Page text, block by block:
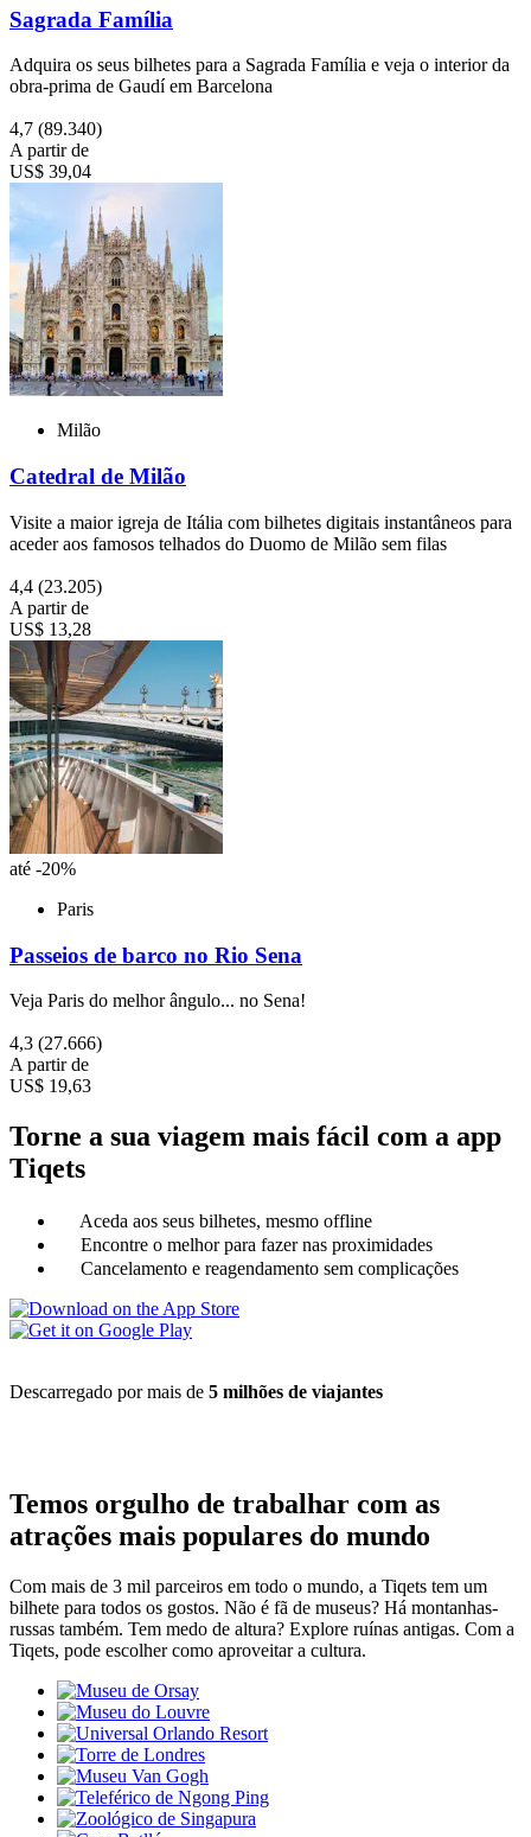
Sagrada Família
Adquira os seus bilhetes para a Sagrada Família e veja o interior da
obra-prima de Gaudí em Barcelona
4,7 (89.340)
A partir de
US$ 39,04
Milão
Catedral de Milão
Visite a maior igreja de Itália com bilhetes digitais instantâneos para
aceder aos famosos telhados do Duomo de Milão sem filas
4,4 (23.205)
A partir de
US$ 13,28
até -20%
Paris
Passeios de barco no Rio Sena
Veja Paris do melhor ângulo... no Sena!
4,3 (27.666)
A partir de
US$ 19,63
Torne a sua viagem mais fácil com a app
Tiqets
Aceda aos seus bilhetes, mesmo offline
Encontre o melhor para fazer nas proximidades
Cancelamento e reagendamento sem complicações
Descarregado por mais de 5 milhões de viajantes
Temos orgulho de trabalhar com as
atrações mais populares do mundo
Com mais de 3 mil parceiros em todo o mundo, a Tiqets tem um
bilhete para todos os gostos. Não é fã de museus? Há montanhas-
russas também. Tem medo de altura? Explore ruínas antigas. Com a
Tiqets, pode escolher como aproveitar a cultura.